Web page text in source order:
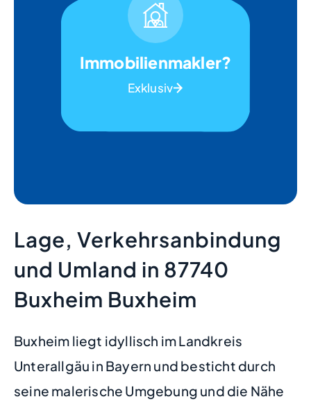
Immobilienmakler?
Exklusiv
Lage, Verkehrsanbindung
und Umland in 87740
Buxheim Buxheim
Buxheim liegt idyllisch im Landkreis
Unterallgäu in Bayern und besticht durch
seine malerische Umgebung und die Nähe